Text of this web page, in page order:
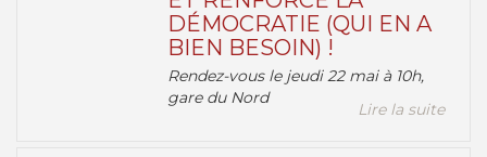
DÉMOCRATIE (QUI EN A
BIEN BESOIN) !
Rendez-vous le jeudi 22 mai à 10h,
gare du Nord
Lire la suite